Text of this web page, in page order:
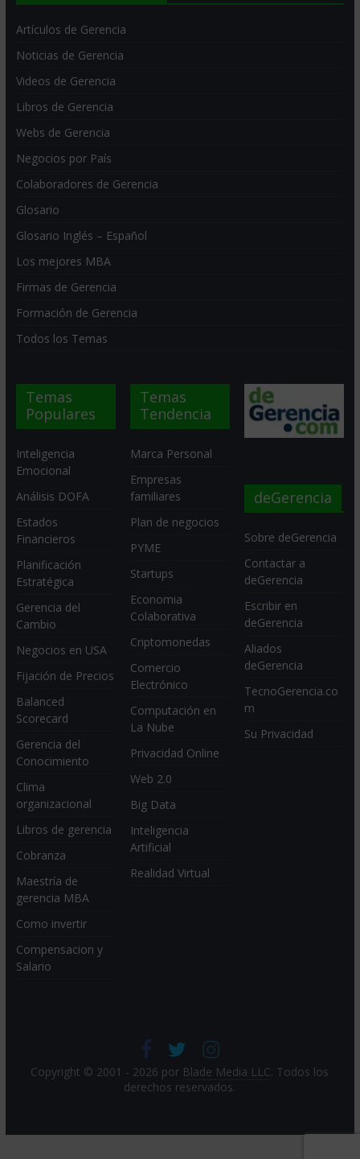
Artículos de Gerencia
Noticias de Gerencia
Videos de Gerencia
Libros de Gerencia
Webs de Gerencia
Negocios por País
Colaboradores de Gerencia
Glosario
Glosario Inglés – Español
Los mejores MBA
Firmas de Gerencia
Formación de Gerencia
Todos los Temas
Temas
Populares
Inteligencia
Emocional
Análisis DOFA
Estados
Financieros
Planificación
Estratégica
Gerencia del
Cambio
Negocios en USA
Fijación de Precios
Balanced
Scorecard
Gerencia del
Conocimiento
Clima
organizacional
Libros de gerencia
Cobranza
Maestría de
gerencia MBA
Como invertir
Compensacion y
Salario
Temas
Tendencia
Marca Personal
Empresas
familiares
Plan de negocios
PYME
Startups
Economia
Colaborativa
Criptomonedas
Comercio
Electrónico
Computación en
La Nube
Privacidad Online
Web 2.0
Big Data
Inteligencia
Artificial
Realidad Virtual
deGerencia
Sobre deGerencia
Contactar a
deGerencia
Escribir en
deGerencia
Aliados
deGerencia
TecnoGerencia.co
m
Su Privacidad
Copyright © 2001 - 2026 por Blade Media LLC. Todos los
derechos reservados.